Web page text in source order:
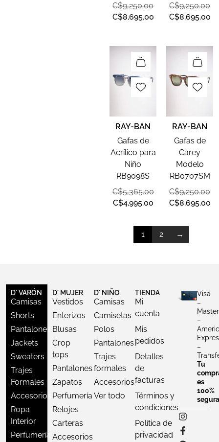
C$9,250.00
C$8,695.00
C$9,250.00
C$8,695.00
RAY-BAN
Gafas de
Acrílico para
Niño
RB9098S
C$5,365.00
C$4,995.00
RAY-BAN
Gafas de
Carey
Modelo
RB0707SM
C$9,250.00
C$8,695.00
1 2 →
D' VARÓN
Camisas
Shorts
Pantalones
Jackets
Sweaters
Trajes
Formales
Accesorios
Ropa
Interior
Perfumería
D' MUJER
Vestidos
Enterizos
Blusas
Crop
tops
Pantalones
Zapatos
Perfumería
Relojes
Carteras
Accesorios
D' NIÑO
Camisas
Camisetas
Polos
Pantalones
Trajes
formales
Accesorios
Ver todo
TIENDA
Mi
cuenta
Mis
pedidos
Detalles
de
facturas
Términos y
condiciones
Política de
privacidad
Visa
–
–
–
Tu
es
100%
segura